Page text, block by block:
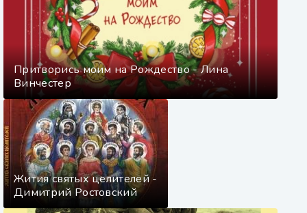
Притворись моим на Рождество - Лина
Винчестер
Жития святых целителей -
Димитрий Ростовский